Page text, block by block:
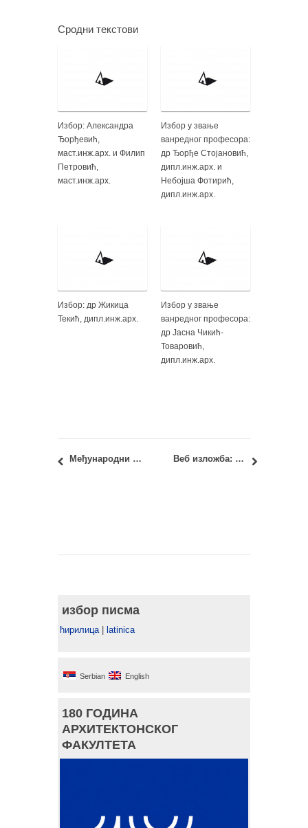
Сродни текстови
Избор: Александра
Ђорђевић,
маст.инж.арх. и Филип
Петровић,
маст.инж.арх.
Избор у звање
ванредног професора:
др Ђорђе Стојановић,
дипл.инж.арх. и
Небојша Фотирић,
дипл.инж.арх.
Избор: др Жикица
Текић, дипл.инж.арх.
Избор у звање
ванредног професора:
др Јасна Чикић-
Товаровић,
дипл.инж.арх.
Међународни научно-стручни скуп: 12. летња школа урбанизма 2016 Веб изложба: Мастер Студио М01 – Пројекат 2015/16
избор писма
ћирилица| latinica
Serbian English
180 ГОДИНА
АРХИТЕКТОНСКОГ
ФАКУЛТЕТА